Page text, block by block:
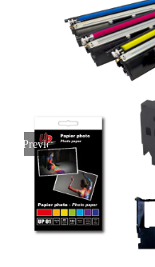
Previous